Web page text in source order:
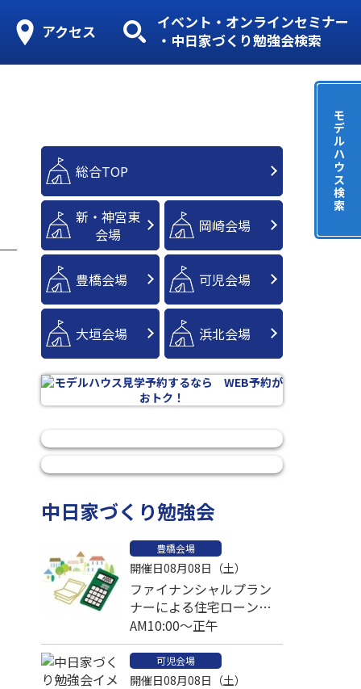
アクセス
イベント・オンラインセミナー
・中日家づくり勉強会検索
総合TOP
新・神宮東
会場
岡崎会場
豊橋会場 可児会場
大垣会場 浜北会場
中日家づくり勉強会
豊橋会場
開催日08月08日（土）
ファイナンシャルプラン
ナーによる住宅ローン比
較個別相談会
AM10:00～正午
可児会場
開催日08月08日（土）
モ
デ
ル
ハ
ウ
ス
検
索